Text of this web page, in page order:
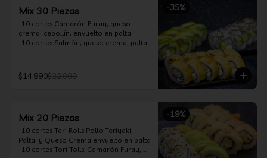
-35%
Mix 30 Piezas
-10 cortes Camarón Furay, queso
crema, cebollín, envuelto en palta
-10 cortes Salmón, queso crema, palta,
cebollín, frito en tempura
*Incluye 2 soya 30ml / 2 palitos / 1 salsa
$14.990$22.990
-19%
Mix 20 Piezas
-10 cortes Teri Rolls Pollo Teriyaki,
Palta, y Queso Crema envuelto en palta
-10 cortes Tori Tolls: Camarón Furay,